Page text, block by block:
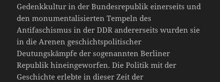
Gedenkkultur in der Bundesrepublik einerseits und
den monumentalisierten Tempeln des
Antifaschismus in der DDR andererseits wurden sie
in die Arenen geschichtspolitischer
Deutungskämpfe der sogenannten Berliner
Republik hineingeworfen. Die Politik mit der
Geschichte erlebte in dieser Zeit der